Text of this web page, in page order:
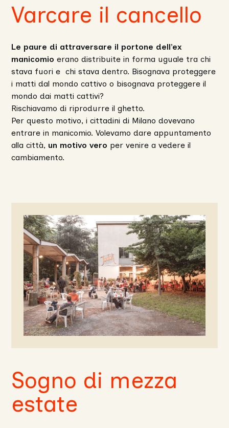
Varcare il cancello
Le paure di attraversare il portone dell’ex
manicomio erano distribuite in forma uguale tra chi
stava fuori e chi stava dentro. Bisognava proteggere
i matti dal mondo cattivo o bisognava proteggere il
mondo dai matti cattivi?
Rischiavamo di riprodurre il ghetto.
Per questo motivo, i cittadini di Milano dovevano
entrare in manicomio. Volevamo dare appuntamento
alla città, un motivo vero per venire a vedere il
cambiamento.
Sogno di mezza
estate